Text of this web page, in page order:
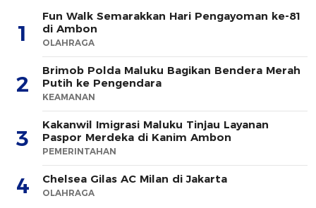
1
Fun Walk Semarakkan Hari Pengayoman ke-81
di Ambon
OLAHRAGA
2
Brimob Polda Maluku Bagikan Bendera Merah
Putih ke Pengendara
KEAMANAN
3
Kakanwil Imigrasi Maluku Tinjau Layanan
Paspor Merdeka di Kanim Ambon
PEMERINTAHAN
4 Chelsea Gilas AC Milan di Jakarta
OLAHRAGA